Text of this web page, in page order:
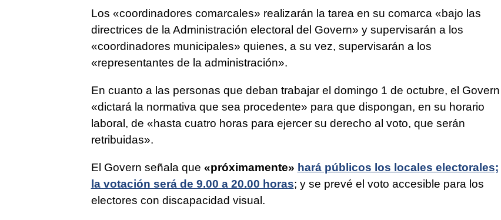
Los «coordinadores comarcales» realizarán la tarea en su comarca «bajo las
directrices de la Administración electoral del Govern» y supervisarán a los
«coordinadores municipales» quienes, a su vez, supervisarán a los
«representantes de la administración».
En cuanto a las personas que deban trabajar el domingo 1 de octubre, el Govern
«dictará la normativa que sea procedente» para que dispongan, en su horario
laboral, de «hasta cuatro horas para ejercer su derecho al voto, que serán
retribuidas».
El Govern señala que «próximamente» hará públicos los locales electorales;
la votación será de 9.00 a 20.00 horas; y se prevé el voto accesible para los
electores con discapacidad visual.